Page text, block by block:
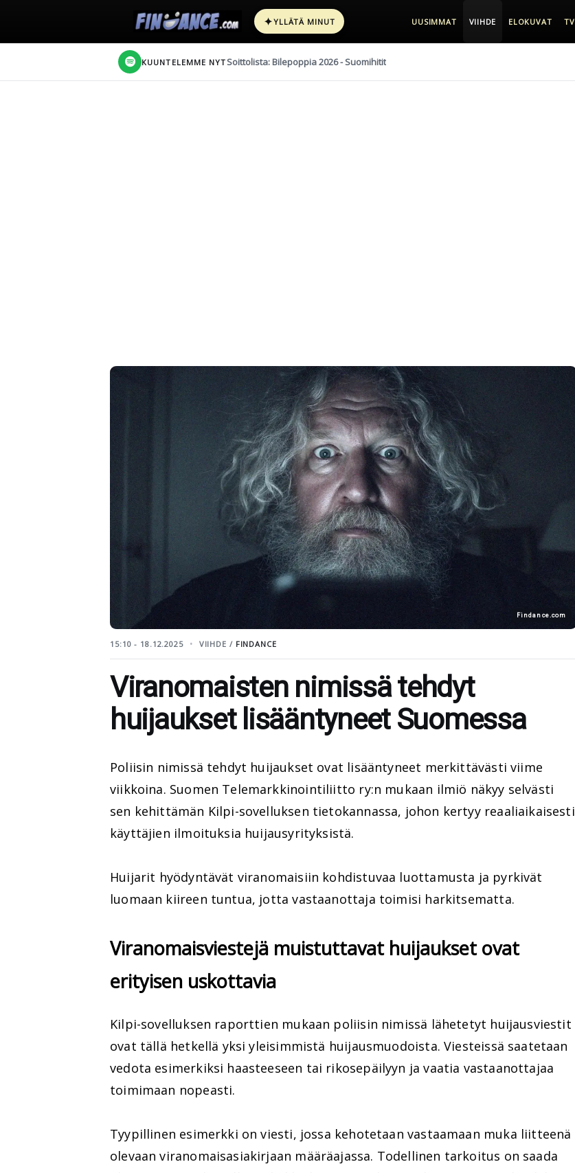
✦YLLÄTÄ MINUT UUSIMMAT VIIHDE ELOKUVAT TV
KUUNTELEMME NYT Soittolista: Bilepoppia 2026 - Suomihitit
Findance.com
15:10 - 18.12.2025 VIIHDE / FINDANCE
Viranomaisten nimissä tehdyt
huijaukset lisääntyneet Suomessa
Poliisin nimissä tehdyt huijaukset ovat lisääntyneet merkittävästi viime
viikkoina. Suomen Telemarkkinointiliitto ry:n mukaan ilmiö näkyy selvästi
sen kehittämän Kilpi-sovelluksen tietokannassa, johon kertyy reaaliaikaisesti
käyttäjien ilmoituksia huijausyrityksistä.
Huijarit hyödyntävät viranomaisiin kohdistuvaa luottamusta ja pyrkivät
luomaan kiireen tuntua, jotta vastaanottaja toimisi harkitsematta.
Viranomaisviestejä muistuttavat huijaukset ovat
erityisen uskottavia
Kilpi-sovelluksen raporttien mukaan poliisin nimissä lähetetyt huijausviestit
ovat tällä hetkellä yksi yleisimmistä huijausmuodoista. Viesteissä saatetaan
vedota esimerkiksi haasteeseen tai rikosepäilyyn ja vaatia vastaanottajaa
toimimaan nopeasti.
Tyypillinen esimerkki on viesti, jossa kehotetaan vastaamaan muka liitteenä
olevaan viranomaisasiakirjaan määräajassa. Todellinen tarkoitus on saada